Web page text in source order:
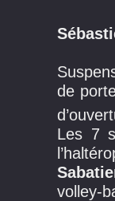
de
Les 7
volley-